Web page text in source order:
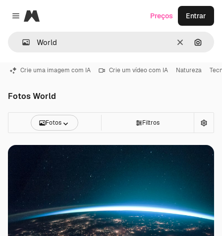
Close menu
Magnific
Limpar
Preços Entrar
Crie uma imagem com IA Crie um vídeo com IA Natureza
Fotos World
Fotos Filtros